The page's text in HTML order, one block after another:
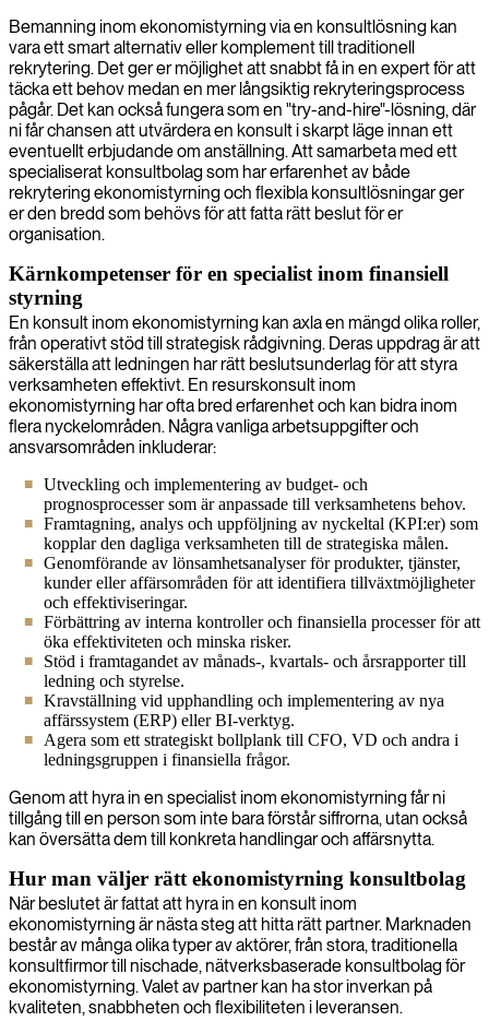
Bemanning inom ekonomistyrning via en konsultlösning kan
vara ett smart alternativ eller komplement till traditionell
rekrytering. Det ger er möjlighet att snabbt få in en expert för att
täcka ett behov medan en mer långsiktig rekryteringsprocess
pågår. Det kan också fungera som en "try-and-hire"-lösning, där
ni får chansen att utvärdera en konsult i skarpt läge innan ett
eventuellt erbjudande om anställning. Att samarbeta med ett
specialiserat konsultbolag som har erfarenhet av både
rekrytering ekonomistyrning och flexibla konsultlösningar ger
er den bredd som behövs för att fatta rätt beslut för er
organisation.
Kärnkompetenser för en specialist inom finansiell
styrning
En konsult inom ekonomistyrning kan axla en mängd olika roller,
från operativt stöd till strategisk rådgivning. Deras uppdrag är att
säkerställa att ledningen har rätt beslutsunderlag för att styra
verksamheten effektivt. En resurskonsult inom
ekonomistyrning har ofta bred erfarenhet och kan bidra inom
flera nyckelområden. Några vanliga arbetsuppgifter och
ansvarsområden inkluderar:
Utveckling och implementering av budget- och
prognosprocesser som är anpassade till verksamhetens behov.
Framtagning, analys och uppföljning av nyckeltal (KPI:er) som
kopplar den dagliga verksamheten till de strategiska målen.
Genomförande av lönsamhetsanalyser för produkter, tjänster,
kunder eller affärsområden för att identifiera tillväxtmöjligheter
och effektiviseringar.
Förbättring av interna kontroller och finansiella processer för att
öka effektiviteten och minska risker.
Stöd i framtagandet av månads-, kvartals- och årsrapporter till
ledning och styrelse.
Kravställning vid upphandling och implementering av nya
affärssystem (ERP) eller BI-verktyg.
Agera som ett strategiskt bollplank till CFO, VD och andra i
ledningsgruppen i finansiella frågor.
Genom att hyra in en specialist inom ekonomistyrning får ni
tillgång till en person som inte bara förstår siffrorna, utan också
kan översätta dem till konkreta handlingar och affärsnytta.
Hur man väljer rätt ekonomistyrning konsultbolag
När beslutet är fattat att hyra in en konsult inom
ekonomistyrning är nästa steg att hitta rätt partner. Marknaden
består av många olika typer av aktörer, från stora, traditionella
konsultfirmor till nischade, nätverksbaserade konsultbolag för
ekonomistyrning. Valet av partner kan ha stor inverkan på
kvaliteten, snabbheten och flexibiliteten i leveransen.